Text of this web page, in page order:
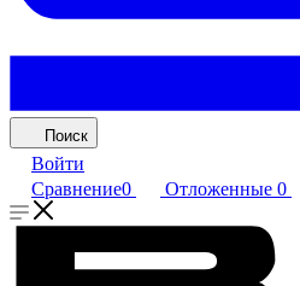
Поиск
Войти
Сравнение0 Отложенные 0